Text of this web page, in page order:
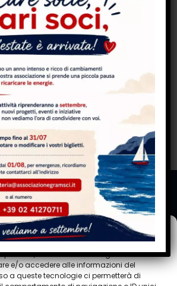
Consenso Cookie
utilizziamo tecnologie come i
e/o accedere alle informazioni del
a queste tecnologie ci permetterà di
12/05/2020: Fiabe di Sardegna: sotto
una favola è amore e solidarietà
Torino ti portano lo chef in casa con
. Torino Cronaca: 08/12/2020: Le
per i poveri. «Le richieste
. Torino Oggi: 12/01/2020: Al […]
Cultura
Viaggiare
Chi
siamo
Seguici su